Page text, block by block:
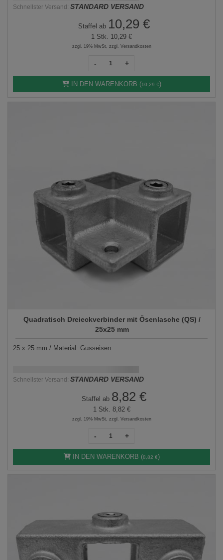
Schnellster Versand: STANDARD VERSAND
Staffel ab 10,29 €
1 Stk. 10,29 €
zzgl. 19% MwSt, zzgl. Versandkosten
- +
IN DEN WARENKORB (10,29 €)
Quadratisch Dreieckverbinder mit Ösenlasche (QS) /
25x25 mm
25 x 25 mm / Material: Gusseisen
Schnellster Versand: STANDARD VERSAND
Staffel ab 8,82 €
1 Stk. 8,82 €
zzgl. 19% MwSt, zzgl. Versandkosten
- +
IN DEN WARENKORB (8,82 €)